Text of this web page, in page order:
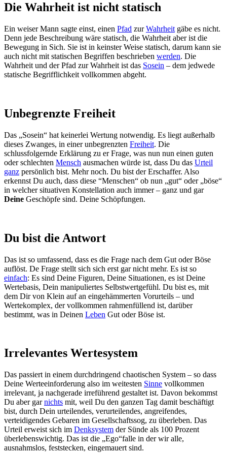
Die Wahrheit ist nicht statisch
Ein weiser Mann sagte einst, einen Pfad zurWahrheit gäbe es nicht.
Denn jede Beschreibung wäre statisch, die Wahrheit aber ist die
Bewegung in Sich. Sie ist in keinster Weise statisch, darum kann sie
auch nicht mit statischen Begriffen beschrieben werden. Die
Wahrheit und der Pfad zur Wahrheit ist das Sosein – dem jedwede
statische Begrifflichkeit vollkommen abgeht.
Unbegrenzte Freiheit
Das „Sosein“ hat keinerlei Wertung notwendig. Es liegt außerhalb
dieses Zwanges, in einer unbegrenzten Freiheit. Die
schlussfolgernde Erklärung zu er Frage, was nun nun einen guten
oder schlechten Mensch ausmachen würde ist, dass Du das Urteil
ganz persönlich bist. Mehr noch. Du bist der Erschaffer. Also
erkennst Du auch, dass diese “Menschen“ ob nun „gut“ oder „böse“
in welcher situativen Konstellation auch immer – ganz und gar
Deine Geschöpfe sind. Deine Schöpfungen.
Du bist die Antwort
Das ist so umfassend, dass es die Frage nach dem Gut oder Böse
auflöst. De Frage stellt sich sich erst gar nicht mehr. Es ist so
einfach: Es sind Deine Figuren, Deine Situationen, es ist Deine
Wertebasis, Dein manipuliertes Selbstwertgefühl. Du bist es, mit
dem Dir von Klein auf an eingehämmerten Vorurteils – und
Wertekomplex, der vollkommen rahmenfüllend ist, darüber
bestimmt, was in Deinen Leben Gut oder Böse ist.
Irrelevantes Wertesystem
Das passiert in einem durchdringend chaotischen System – so dass
Deine Werteeinforderung also im weitesten Sinne vollkommen
irrelevant, ja nachgerade irreführend gestaltet ist. Davon bekommst
Du aber garnichts mit, weil Du den ganzen Tag damit beschäftigt
bist, durch Dein urteilendes, verurteilendes, angreifendes,
verteidigendes Gebaren im Gesellschaftssog, zu überleben. Das
Urteil erweist sich im Denksystem der Sünde als 100 Prozent
überlebenswichtig. Das ist die „Ego“falle in der wir alle,
ausnahmslos, feststecken, eingemauert sind.